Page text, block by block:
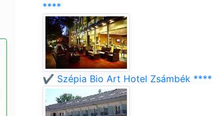
****
✔️ Szépia Bio Art Hotel Zsámbék ****